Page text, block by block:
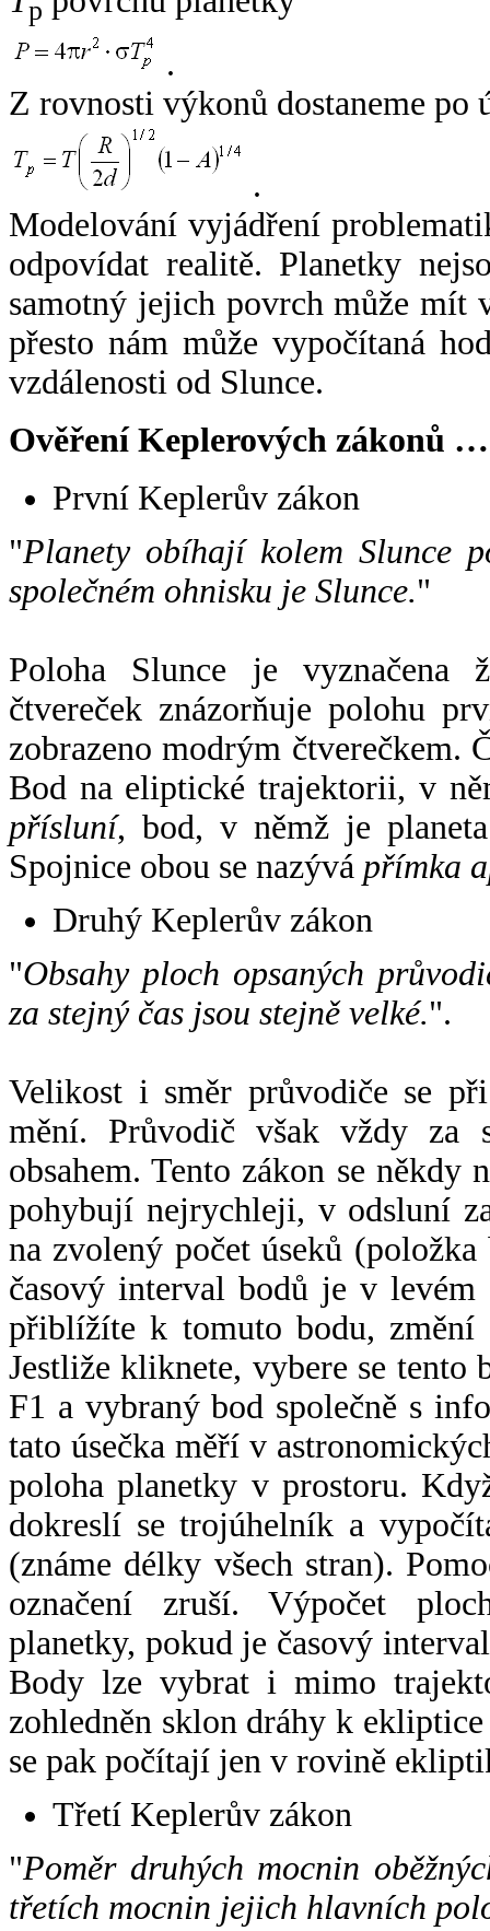
p
.
Z rovnosti výkonů dostaneme po
.
Modelování vyjádření
odpovídat realitě. Planetky
samotný jejich povrch může mít
přesto nám může vypočítaná
vzdálenosti od Slunce.
Ověření Keplerových zákonů …
První Keplerův zákon
"Planety obíhají kolem Slunce
společném ohnisku je Slunce."
Poloha Slunce je vyznačena
čtvereček znázorňuje polohu
zobrazeno modrým čtverečkem.
Bod na eliptické trajektorii, v
přísluní, bod, v němž je
Spojnice obou se nazývá přímka
Druhý Keplerův zákon
"Obsahy ploch opsaných
za stejný čas jsou stejně velké.".
Velikost i směr průvodiče se
mění. Průvodič však vždy za
obsahem. Tento zákon se někdy
pohybují nejrychleji, v odsluní
na zvolený počet úseků
časový interval bodů je v
přiblížíte k tomuto bodu,
Jestliže kliknete, vybere se tento
F1 a vybraný bod společně s
tato úsečka měří v
poloha planetky v prostoru.
dokreslí se trojúhelník a
(známe délky všech stran).
označení zruší. Výpočet
planetky, pokud je časový
Body lze vybrat i mimo
zohledněn sklon dráhy k
se pak počítají jen v rovině
Třetí Keplerův zákon
"Poměr druhých mocnin
třetích mocnin jejich hlavních